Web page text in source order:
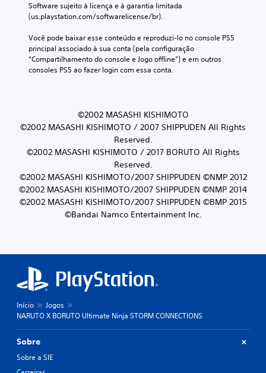
Software sujeito à licença e à garantia limitada
(us.playstation.com/softwarelicense/br).
Você pode baixar esse conteúdo e reproduzi-lo no console PS5
principal associado à sua conta (pela configuração
“Compartilhamento do console e Jogo offline”) e em outros
consoles PS5 ao fazer login com essa conta.
©2002 MASASHI KISHIMOTO
©2002 MASASHI KISHIMOTO / 2007 SHIPPUDEN All Rights
Reserved.
©2002 MASASHI KISHIMOTO / 2017 BORUTO All Rights
Reserved.
©2002 MASASHI KISHIMOTO/2007 SHIPPUDEN ©NMP 2012
©2002 MASASHI KISHIMOTO/2007 SHIPPUDEN ©NMP 2014
©2002 MASASHI KISHIMOTO/2007 SHIPPUDEN ©BMP 2015
©Bandai Namco Entertainment Inc.
Início
Jogos
NARUTO X BORUTO Ultimate Ninja STORM CONNECTIONS
Sobre
Sobre a SIE